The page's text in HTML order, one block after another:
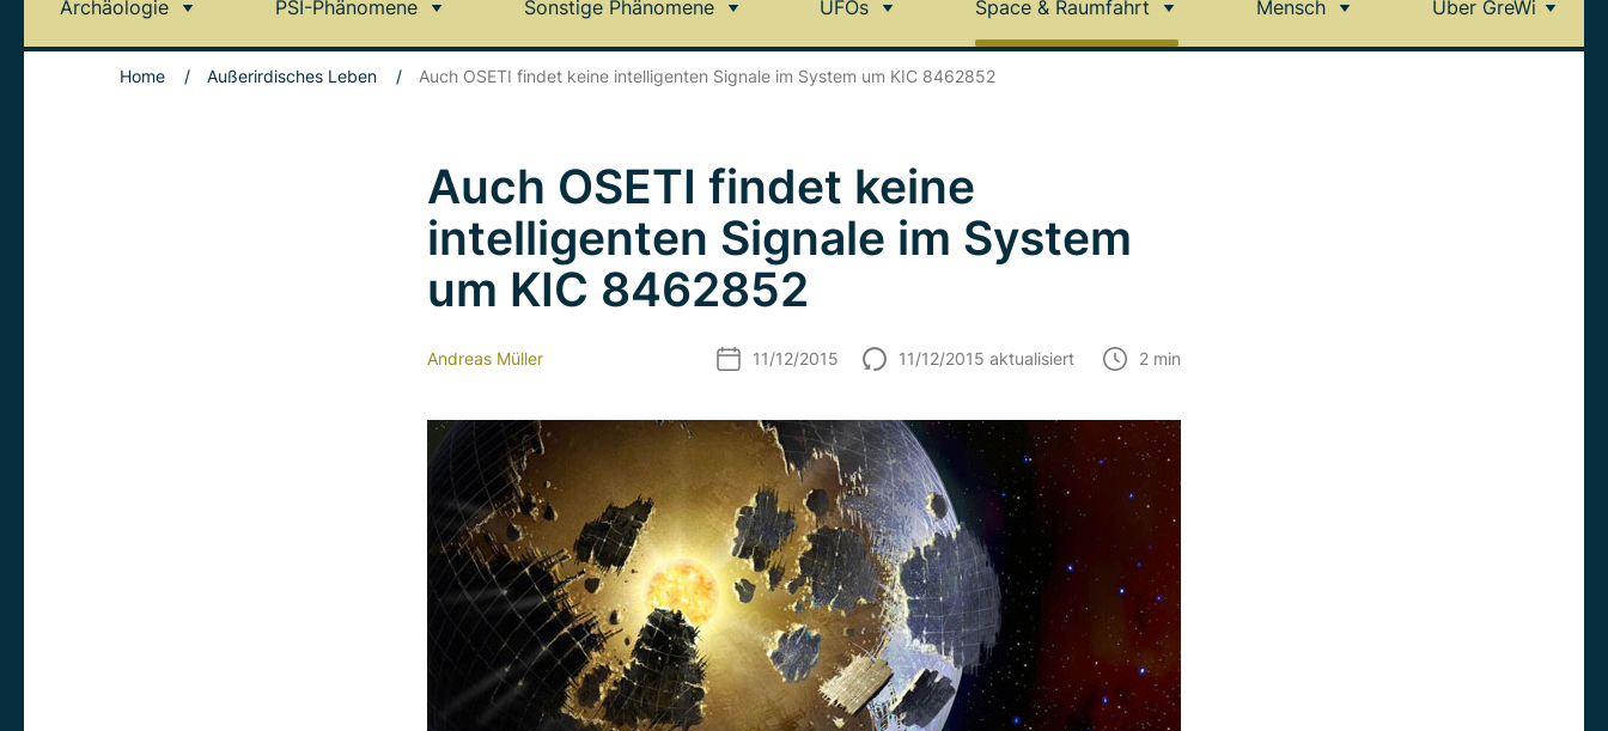
Archäologie PSI-Phänomene Sonstige Phänomene UFOs Space & Raumfahrt Mensch Über GreWi
Home / Außerirdisches Leben / Auch OSETI findet keine intelligenten Signale im System um KIC 8462852
Auch OSETI findet keine
intelligenten Signale im System
um KIC 8462852
Andreas Müller 11/12/2015 11/12/2015 aktualisiert 2 min